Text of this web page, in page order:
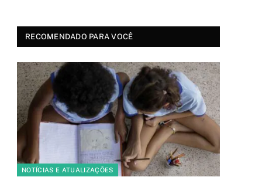
RECOMENDADO PARA VOCÊ
NOTÍCIAS E ATUALIZAÇÕES